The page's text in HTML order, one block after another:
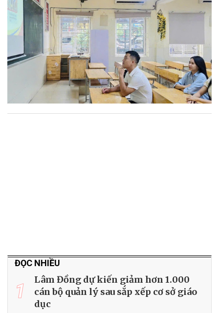
ĐỌC NHIỀU
1
Lâm Đồng dự kiến giảm hơn 1.000
cán bộ quản lý sau sắp xếp cơ sở giáo
dục